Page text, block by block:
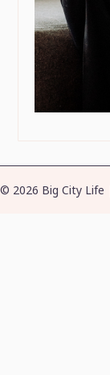
© 2026 Big City Life